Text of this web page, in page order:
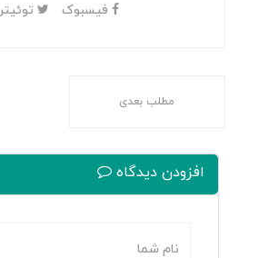
فیسبوک توئیتر
مطلب بعدی
افزودن دیدگاه